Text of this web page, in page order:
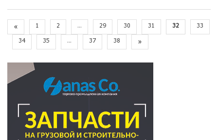
« 1 2 ... 29 30 31 32
33
34
35 ... 37 38 »